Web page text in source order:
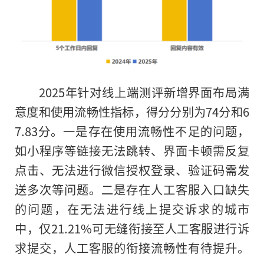
2025年针对线上端测评新增界面布局满
意度和使用流畅性指标，得分分别为74分和6
7.83分。一是存在使用流畅性不足的问题，
如小程序等链接无法跳转、界面卡顿需反复
点击、无法进行微信授权登录、验证码需发
送多次等问题。二是存在人工客服入口缺失
的问题，在无法进行线上提交诉求的城市
中，仅21.21%可无缝衔接至人工客服进行诉
求提交，人工客服的衔接流畅性有待提升。